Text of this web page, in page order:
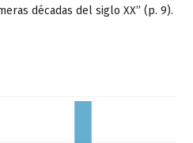
décadas del siglo XX” (p. 9).